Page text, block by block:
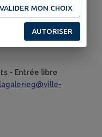
et de lumière.
pour le public
à la Galerie G. Venez à
- Entrée libre
lagalerieg@ville-
VALIDER MON CHOIX
AUTORISER